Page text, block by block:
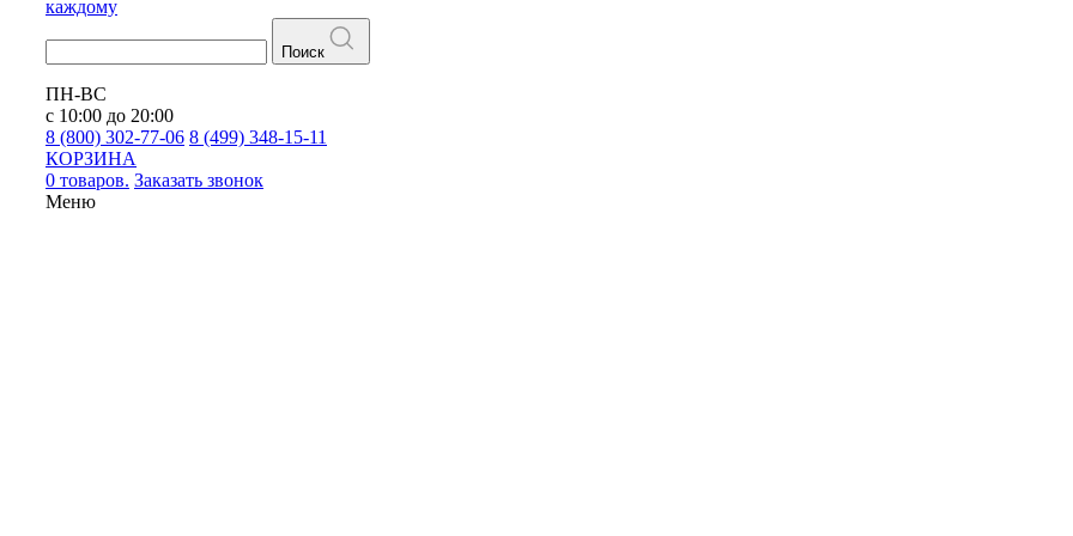
каждому
Поиск
ПН-ВС
с 10:00 до 20:00
8 (800) 302-77-06 8 (499) 348-15-11
КОРЗИНА
0 товаров. Заказать звонок
Меню